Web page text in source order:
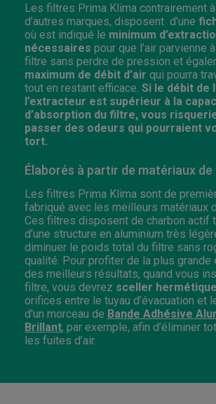
Les filtres Prima Klima contrairement
d’autres marques, disposent d’une
où est indiqué le minimum
nécessaires pour que l’air parvienne
filtre sans perdre de pression et
maximum de débit d’air qui pourra
tout en restant efficace. Si le débit de
l’extracteur est supérieur à la
d’absorption du filtre, vous
passer des odeurs qui pourraient
tort.
Élaborés à partir de matériaux
Les filtres Prima Klima sont de
fabriqué avec les meilleurs matériaux
Ces filtres disposent de charbon actif
d’une structure en aluminium très
diminuer le poids total du filtre sans
qualité. Pour profiter de la plus grande
des meilleurs résultats, quand vous
filtre, vous devrez sceller
orifices entre le tuyau d’évacuation et
d'un morceau de Bande Adhésive
Brillant, par exemple, afin d’éliminer
les fuites d’air.